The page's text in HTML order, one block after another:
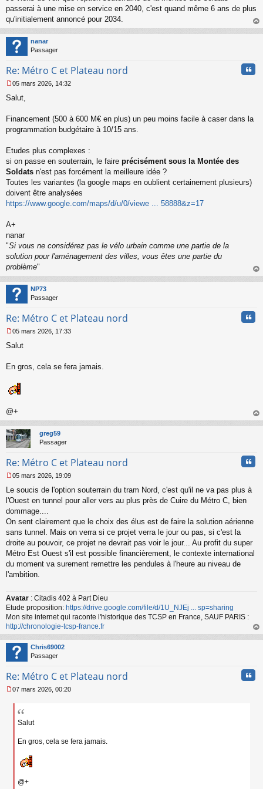
s
s
g
e
n
n
u
passerai à une mise en service en 2040, c'est quand même 6 ans de plus
qu'initialement annoncé pour 2034.
au
nanar
Passager
Re: Métro C et Plateau nord
e
s
g
n
o
n
u
05 mars 2026, 14:32
Salut,
Financement (500 à 600 M€ en plus) un peu moins facile à caser dans la
programmation budgétaire à 10/15 ans.
Etudes plus complexes :
si on passe en souterrain, le faire précisément sous la Montée des
Soldats n'est pas forcément la meilleure idée ?
Toutes les variantes (la google maps en oublient certainement plusieurs)
doivent être analysées
https://www.google.com/maps/d/u/0/viewe ... 58888&z=17
A+
nanar
"Si vous ne considérez pas le vélo urbain comme une partie de la
solution pour l'aménagement des villes, vous êtes une partie du
problème"
au
NP73
Passager
Re: Métro C et Plateau nord
e
s
e
o
l
u
05 mars 2026, 17:33
Salut
En gros, cela se fera jamais.
@+
au
greg59
Passager
Re: Métro C et Plateau nord
e
s
s
g
e
n
o
n
u
05 mars 2026, 19:09
Le soucis de l'option souterrain du tram Nord, c'est qu'il ne va pas plus à
l'Ouest en tunnel pour aller vers au plus près de Cuire du Métro C, bien
dommage....
On sent clairement que le choix des élus est de faire la solution aérienne
sans tunnel. Mais on verra si ce projet verra le jour ou pas, si c'est la
droite au pouvoir, ce projet ne devrait pas voir le jour... Au profit du super
Métro Est Ouest s'il est possible financièrement, le contexte international
du moment va surement remettre les pendules à l'heure au niveau de
l'ambition.
Avatar : Citadis 402 à Part Dieu
Etude proposition: https://drive.google.com/file/d/1U_NJEj ... sp=sharing
Mon site internet qui raconte l'historique des TCSP en France, SAUF PARIS :
http://chronologie-tcsp-france.fr
au
Chris69002
Passager
Re: Métro C et Plateau nord
e
07 mars 2026, 00:20
Salut
En gros, cela se fera jamais.
@+